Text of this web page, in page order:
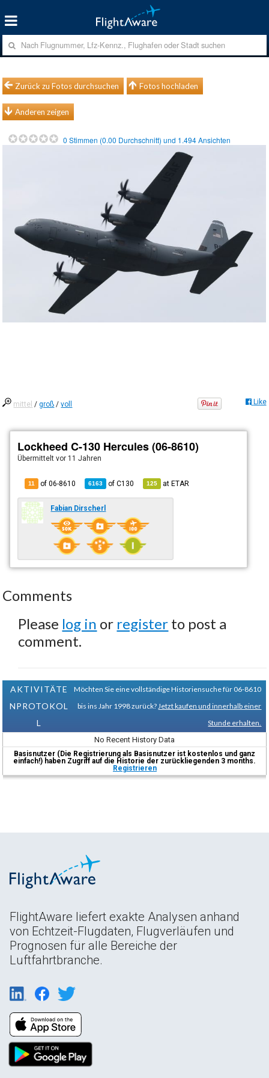
Zurück zu Fotos durchsuchen Fotos hochladen
Anderen zeigen
0 Stimmen (0.00 Durchschnitt) und 1.494Ansichten
mittel /groß /voll Like
Lockheed C-130 Hercules (06-8610)
Übermitteltvor 11 Jahren
11 of 06-8610 6163 ofC130 125 atETAR
Fabian Dirscherl
Comments
Please log in or register to post a
comment.
AKTIVITÄTE
NPROTOKOL
L
Möchten Sie eine vollständige Historiensuche für 06-8610
bis ins Jahr 1998 zurück? Jetzt kaufen und innerhalb einer
Stunde erhalten.
No Recent History Data
Basisnutzer (Die Registrierung als Basisnutzer ist kostenlos und ganz
einfach!) haben Zugriff auf die Historie der zurückliegenden 3 months.
Registrieren
FlightAware liefert exakte Analysen anhand
von Echtzeit-Flugdaten, Flugverläufen und
Prognosen für alle Bereiche der
Luftfahrtbranche.